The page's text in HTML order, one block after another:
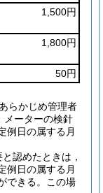
1,500円
1,800円
50円
らかじめ管理者
メーターの検針
例日の属する月
認めたときは，
例日の属する月
きる。
この場